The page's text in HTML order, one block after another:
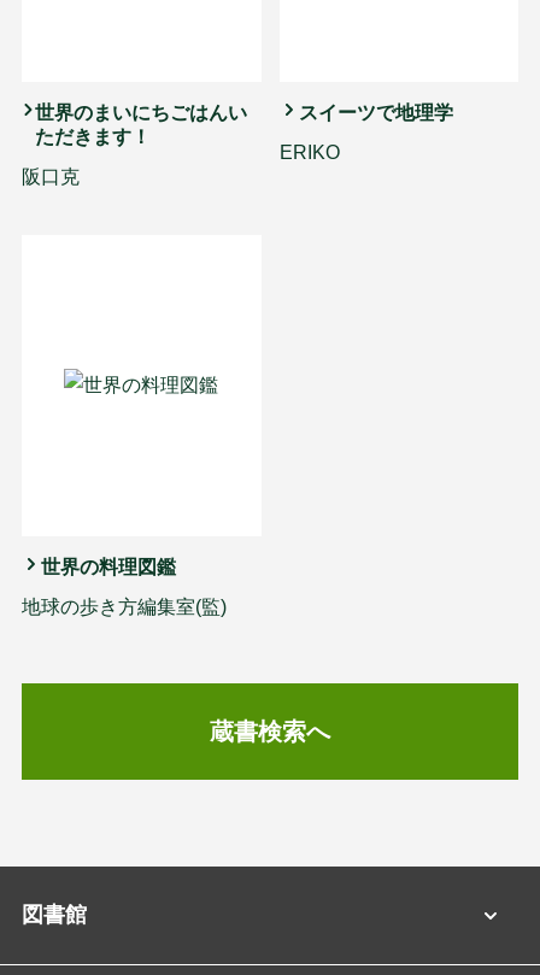
世界のまいにちごはんい
ただきます！
阪口克
スイーツで地理学
ERIKO
世界の料理図鑑
地球の歩き方編集室(監)
蔵書検索へ
図書館